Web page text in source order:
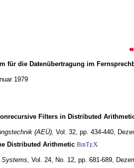
für die Datenübertragung im
1979
Filters in Distributed
(AEÜ), Vol. 32, pp. 434-440,
Distributed Arithmetic BibTEX
Vol. 24, No. 12, pp. 681-689,